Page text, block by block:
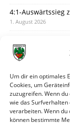
Um dir ein optimales
Cookies, um
zuzugreifen. Wenn
wie das
verarbeiten. Wenn
können bestimmte
4:1-Auswärtssieg
1. August 2026
31. Juli 2026
30. Juli 2026
Deine
28. Juli 2026
Neuer